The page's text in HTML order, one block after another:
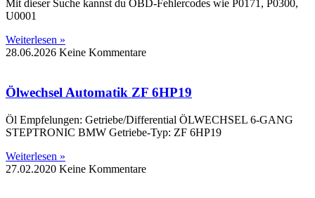
Mit dieser Suche kannst du OBD-Fehlercodes wie P0171, P0300,
U0001
Weiterlesen »
28.06.2026 Keine Kommentare
Ölwechsel Automatik ZF 6HP19
Öl Empfelungen: Getriebe/Differential ÖLWECHSEL 6-GANG
STEPTRONIC BMW Getriebe-Typ: ZF 6HP19
Weiterlesen »
27.02.2020 Keine Kommentare